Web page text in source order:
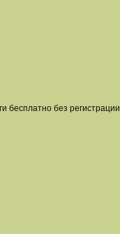
бесплатно без регистрации